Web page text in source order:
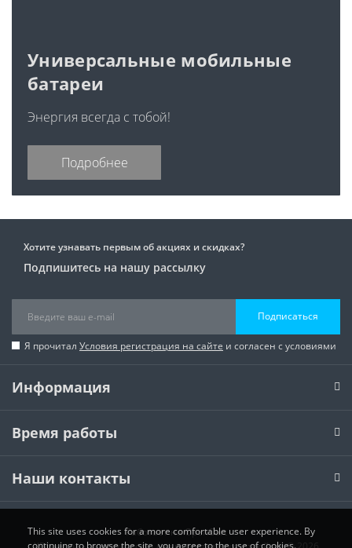
Универсальные мобильные
батареи
Энергия всегда с тобой!
Подробнее
Хотите узнавать первым об акциях и скидках?
Подпишитесь на нашу рассылку
Подписаться
Я прочитал Условия регистрация на сайте и согласен с условиями
Информация
Время работы
Наши контакты
Работает наOpenCart
This site uses cookies for a more comfortable user experience. By
continuing to browse the site, you agree to the use of cookies.